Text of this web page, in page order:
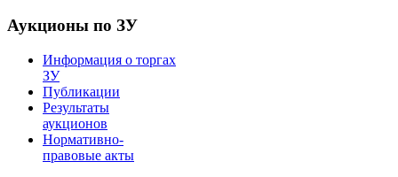
Аукционы по ЗУ
Информация о торгах
ЗУ
Публикации
Результаты
аукционов
Нормативно-
правовые акты